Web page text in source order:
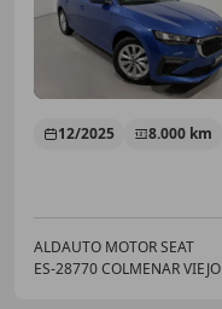
12/2025 8.000 km
ALDAUTO MOTOR SEAT
ES-28770 COLMENAR VIEJO